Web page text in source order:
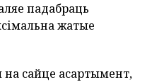
падабраць
жатые
сайце асартымент,